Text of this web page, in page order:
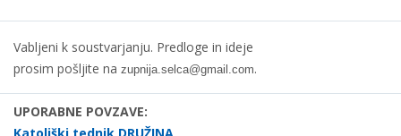
Vabljeni k soustvarjanju. Predloge in ideje
prosim pošljite na zupnija.selca@gmail.com.
UPORABNE POVZAVE: